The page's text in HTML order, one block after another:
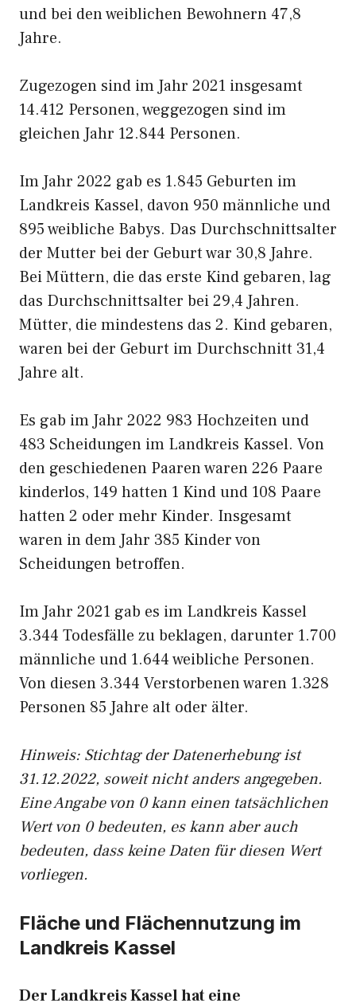
und bei den weiblichen Bewohnern 47,8
Jahre.
Zugezogen sind im Jahr 2021 insgesamt
14.412 Personen, weggezogen sind im
gleichen Jahr 12.844 Personen.
Im Jahr 2022 gab es 1.845 Geburten im
Landkreis Kassel, davon 950 männliche und
895 weibliche Babys. Das Durchschnittsalter
der Mutter bei der Geburt war 30,8 Jahre.
Bei Müttern, die das erste Kind gebaren, lag
das Durchschnittsalter bei 29,4 Jahren.
Mütter, die mindestens das 2. Kind gebaren,
waren bei der Geburt im Durchschnitt 31,4
Jahre alt.
Es gab im Jahr 2022 983 Hochzeiten und
483 Scheidungen im Landkreis Kassel. Von
den geschiedenen Paaren waren 226 Paare
kinderlos, 149 hatten 1 Kind und 108 Paare
hatten 2 oder mehr Kinder. Insgesamt
waren in dem Jahr 385 Kinder von
Scheidungen betroffen.
Im Jahr 2021 gab es im Landkreis Kassel
3.344 Todesfälle zu beklagen, darunter 1.700
männliche und 1.644 weibliche Personen.
Von diesen 3.344 Verstorbenen waren 1.328
Personen 85 Jahre alt oder älter.
Hinweis: Stichtag der Datenerhebung ist
31.12.2022, soweit nicht anders angegeben.
Eine Angabe von 0 kann einen tatsächlichen
Wert von 0 bedeuten, es kann aber auch
bedeuten, dass keine Daten für diesen Wert
vorliegen.
Fläche und Flächennutzung im
Landkreis Kassel
Der Landkreis Kassel hat eine